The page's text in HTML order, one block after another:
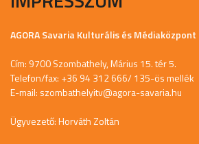
AGORA Savaria Kulturális és
Cím: 9700 Szombathely, Márius 15. tér 5.
Telefon/fax: +36 94 312 666/ 135-ös mellék
E-mail: szombathelyitv@agora-savaria.hu
Ügyvezető: Horváth Zoltán